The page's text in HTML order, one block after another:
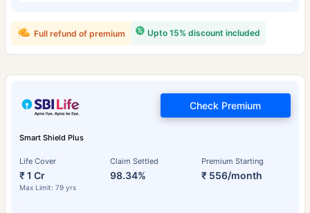
Upto 15% discount included
Full refund of premium
Smart Shield Plus
Life Cover
₹ 1 Cr
Max Limit: 79 yrs
Claim Settled
98.34%
Premium Starting
₹ 556/month
Check Premium